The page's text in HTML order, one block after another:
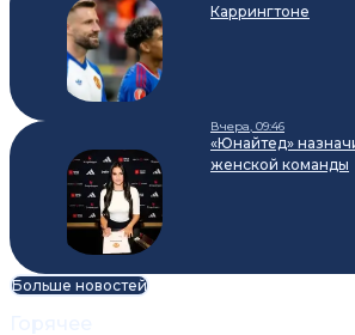
Каррингтоне
Вчера, 09:46
«Юнайтед»
женской команды
Больше новостей